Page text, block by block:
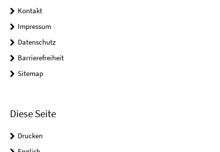
Kontakt
Impressum
Datenschutz
Barrierefreiheit
Sitemap
Diese Seite
Drucken